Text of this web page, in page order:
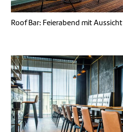
Roof Bar: Feierabend mit Aussicht